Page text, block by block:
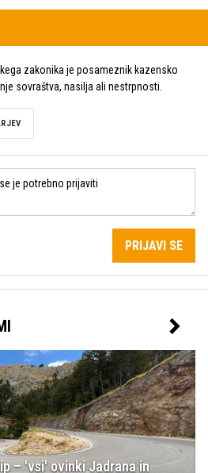
zakonika je posameznik kazensko
sovraštva, nasilja ali nestrpnosti.
PRIJAVI SE
– 'vsi' ovinki Jadrana in